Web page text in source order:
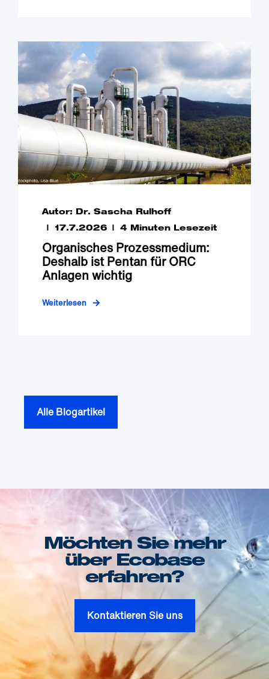
Autor: Dr. Sascha Rulhoff
17.7.2026 4 Minuten Lesezeit
Organisches Prozessmedium:
Deshalb ist Pentan für ORC
Anlagen wichtig
Weiterlesen
Alle Blogartikel
Möchten Sie mehr
über Ecobase
erfahren?
Kontaktieren Sie uns